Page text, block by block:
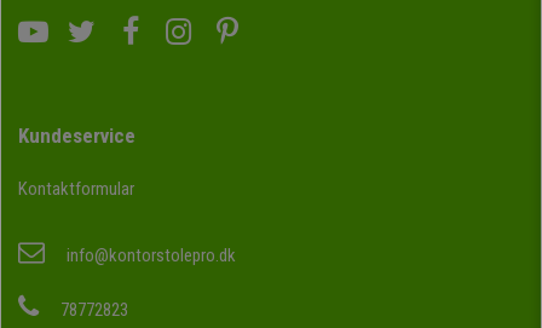
Kundeservice
Kontaktformular
info@kontorstolepro.dk
78772823